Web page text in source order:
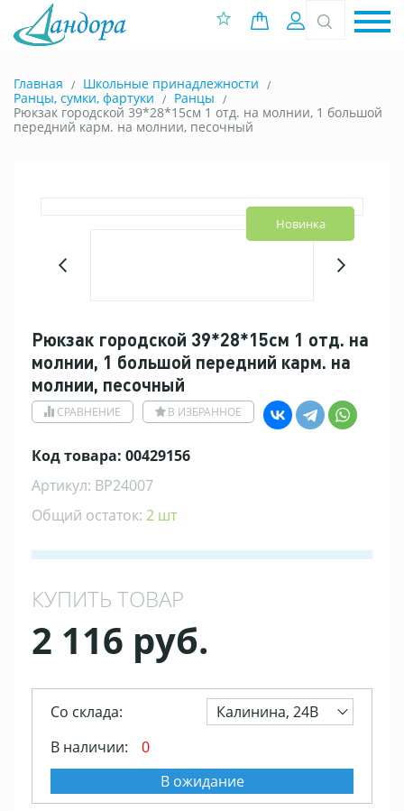
0 позиций
Вход
Главная
Школьные принадлежности
Ранцы, сумки, фартуки
Ранцы
Рюкзак городской 39*28*15см 1 отд. на молнии, 1 большой
передний карм. на молнии, песочный
Рекомендуем
Новинка
Рюкзак городской 39*28*15см 1 отд. на
молнии, 1 большой передний карм. на
молнии, песочный
СРАВНЕНИЕ В ИЗБРАННОЕ
Код товара: 00429156
Артикул: ВР24007
Общий остаток: 2 шт
КУПИТЬ ТОВАР
2 116 руб.
Со склада:
Калинина, 24В
В наличии:
0
В ожидание